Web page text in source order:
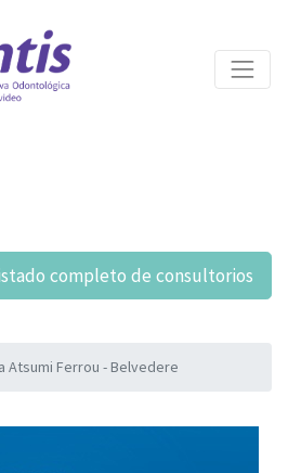
completo de consultorios
Atsumi Ferrou - Belvedere